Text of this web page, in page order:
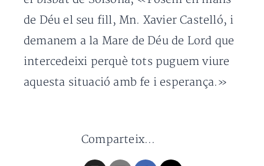
de Déu el seu fill, Mn. Xavier Castelló, i
demanem a la Mare de Déu de Lord que
intercedeixi perquè tots puguem viure
aquesta situació amb fe i esperança.»
Comparteix...